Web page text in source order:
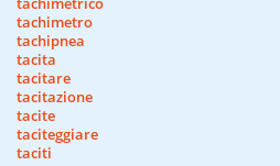
tachimetro
tachipnea
tacita
tacitare
tacitazione
tacite
taciteggiare
taciti